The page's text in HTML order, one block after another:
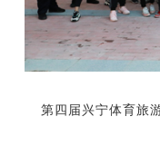
第四届兴宁体育旅